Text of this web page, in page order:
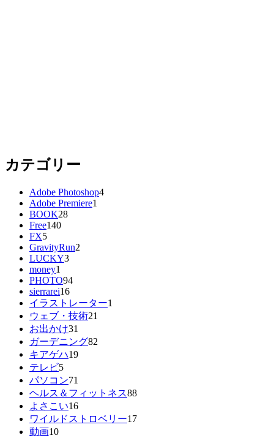
カテゴリー
Adobe Photoshop4
Adobe Premiere1
BOOK28
Free140
FX5
GravityRun2
LUCKY3
money1
PHOTO94
sierrarei16
イラストレーター1
ウェブ・技術21
お出かけ31
ガーデニング82
キアゲハ19
テレビ5
パソコン71
ヘルス＆フィットネス88
よさこい16
ワイルドストロベリー17
動画10